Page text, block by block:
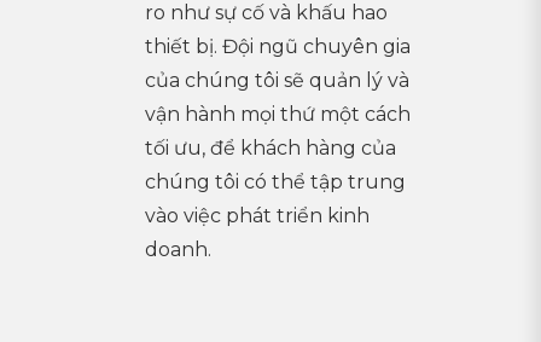
ro như sự cố và khấu hao
thiết bị. Đội ngũ chuyên gia
của chúng tôi sẽ quản lý và
vận hành mọi thứ một cách
tối ưu, để khách hàng của
chúng tôi có thể tập trung
vào việc phát triển kinh
doanh.